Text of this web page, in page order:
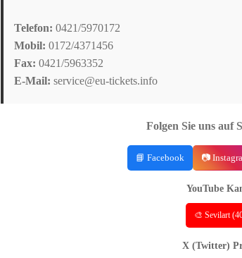
Telefon: 0421/5970172
Mobil: 0172/4371456
Fax: 0421/5963352
E-Mail: service@eu-tickets.info
Folgen Sie uns auf
📘 Facebook 📷
YouTube
🎨 Sevilart
X (Twitter)